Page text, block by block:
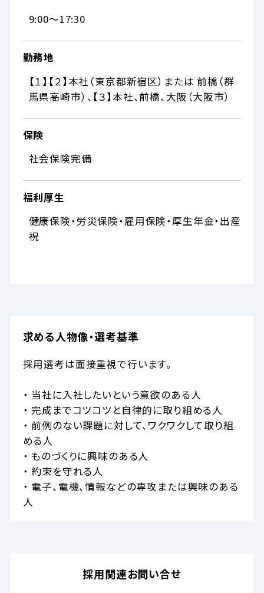
9:00～17:30
勤務地
【１】【２】本社（東京都新宿区）または 前橋（群
馬県高崎市）、【３】本社、前橋、大阪（大阪市）
保険
社会保険完備
福利厚生
健康保険・労災保険・雇用保険・厚生年金・出産
祝
求める人物像・選考基準
採用選考は面接重視で行います。
・ 当社に入社したいという意欲のある人
・ 完成までコツコツと自律的に取り組める人
・ 前例のない課題に対して、ワクワクして取り組
める人
・ ものづくりに興味のある人
・ 約束を守れる人
・ 電子、電機、情報などの専攻または興味のある
人
採用関連お問い合せ